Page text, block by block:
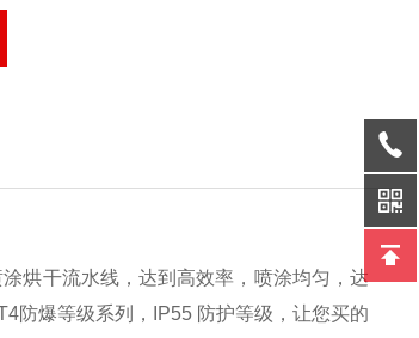
烘干流水线，达到高效率，喷涂均匀，达
防爆等级系列，IP55 防护等级，让您买的